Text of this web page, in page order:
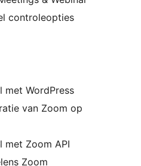
controleopties
met WordPress
van Zoom op
met Zoom API
Zoom